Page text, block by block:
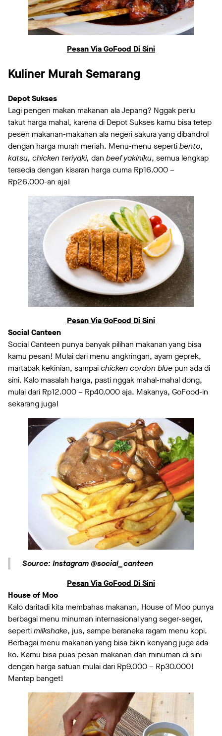
Pesan Via GoFood Di Sini
Kuliner Murah Semarang
Depot Sukses
Lagi pengen makan makanan ala Jepang? Nggak perlu
takut harga mahal, karena di Depot Sukses kamu bisa tetep
pesen makanan-makanan ala negeri sakura yang dibandrol
dengan harga murah meriah. Menu-menu sepertibento,
katsu, chicken teriyaki, dan beef yakiniku, semua lengkap
tersedia dengan kisaran harga cuma Rp16.000 –
Rp26.000-an aja!
Pesan Via GoFood Di Sini
Social Canteen
Social Canteen punya banyak pilihan makanan yang bisa
kamu pesan! Mulai dari menu angkringan, ayam geprek,
martabak kekinian, sampaichicken cordon blue pun ada di
sini. Kalo masalah harga, pasti nggak mahal-mahal dong,
mulai dari Rp12.000 – Rp40.000 aja. Makanya, GoFood-in
sekarang juga!
Source: Instagram @social_canteen
Pesan Via GoFood Di Sini
House of Moo
Kalo daritadi kita membahas makanan, House of Moo punya
berbagai menu minuman internasional yang seger-seger,
sepertimilkshake, jus, sampe beraneka ragam menu kopi.
Berbagai menu makanan yang bisa bikin kenyang juga ada
ko. Kamu bisa puas pesan makanan dan minuman di sini
dengan harga satuan mulai dari Rp9.000 – Rp30.000!
Mantap banget!